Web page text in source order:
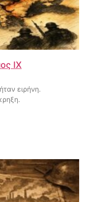
IX
ειρήνη.